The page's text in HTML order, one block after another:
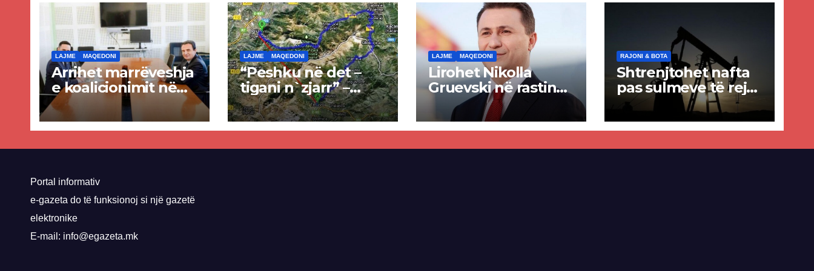
LAJME MAQEDONI
Arrihet marrëveshja
e koalicionimit në
parim mes Kurtit
dhe Abdixhikut
LAJME MAQEDONI
“Peshku në det –
tigani n`zjarr” –
Ende pa u kryer
projekti i tunelit,
komuna e Tetovës
nis punimet për
LAJME MAQEDONI
Lirohet Nikolla
Gruevski në rastin
“Talir 2”, gjykata
rrëzon akuzat për
ndërtimin e
paligjshëm të selisë
RAJONI & BOTA
Shtrenjtohet nafta
pas sulmeve të reja
SHBA–Iran
Portal informativ
e-gazeta do të funksionoj si një gazetë
elektronike
E-mail: info@egazeta.mk